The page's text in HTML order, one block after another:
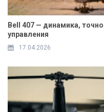
Bell 407 — динамика,
управления
17.04.2026